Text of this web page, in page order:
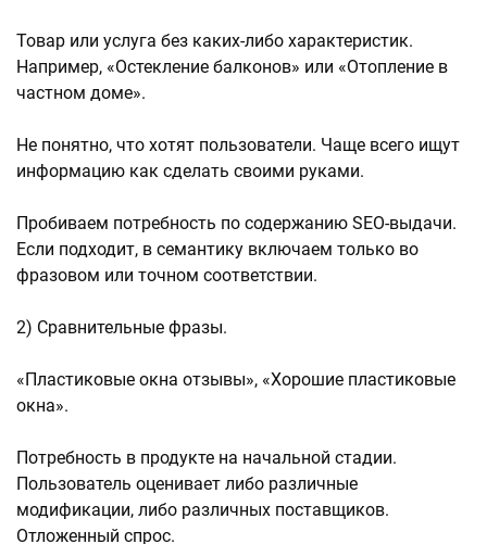
Товар или услуга без каких-либо характеристик.
Например, «Остекление балконов» или «Отопление в
частном доме».
Не понятно, что хотят пользователи. Чаще всего ищут
информацию как сделать своими руками.
Пробиваем потребность по содержанию SEO-выдачи.
Если подходит, в семантику включаем только во
фразовом или точном соответствии.
2) Сравнительные фразы.
«Пластиковые окна отзывы», «Хорошие пластиковые
окна».
Потребность в продукте на начальной стадии.
Пользователь оценивает либо различные
модификации, либо различных поставщиков.
Отложенный спрос.